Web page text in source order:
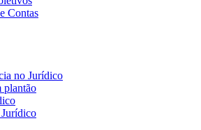
Contas
no Jurídico
plantão